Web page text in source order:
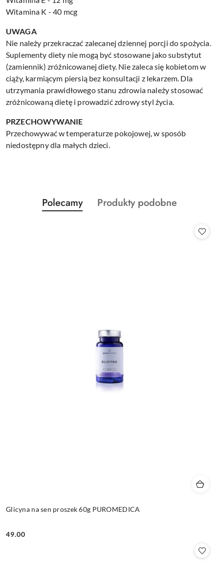
Witamina K - 40 mcg
UWAGA
Nie należy przekraczać zalecanej dziennej porcji do spożycia.
Suplementy diety nie mogą być stosowane jako substytut
(zamiennik) zróżnicowanej diety. Nie zaleca się kobietom w
ciąży, karmiącym piersią bez konsultacji z lekarzem. Dla
utrzymania prawidłowego stanu zdrowia należy stosować
zróżnicowaną dietę i prowadzić zdrowy styl życia.
PRZECHOWYWANIE
Przechowywać w temperaturze pokojowej, w sposób
niedostępny dla małych dzieci.
Pomiń karuzelę produktów
Produkty
o
Polecamy
Produkty
Produkty podobne
Glicyna na sen proszek 60g PUROMEDICA
Cena:
49.00